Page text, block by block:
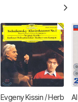
Evgeny Kissin / Herb